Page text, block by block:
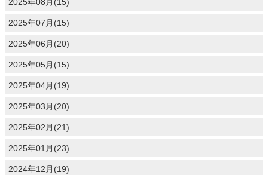
2025年07月(15)
2025年06月(20)
2025年05月(15)
2025年04月(19)
2025年03月(20)
2025年02月(21)
2025年01月(23)
2024年12月(19)